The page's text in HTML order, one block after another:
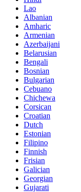
Lao
Albanian
Amharic
Armenian
Azerbaijani
Belarusian
Bengali
Bosnian
Bulgarian
Cebuano
Chichewa
Corsican
Croatian
Dutch
Estonian
Filipino
Finnish
Frisian
Galician
Georgian
Gujarati